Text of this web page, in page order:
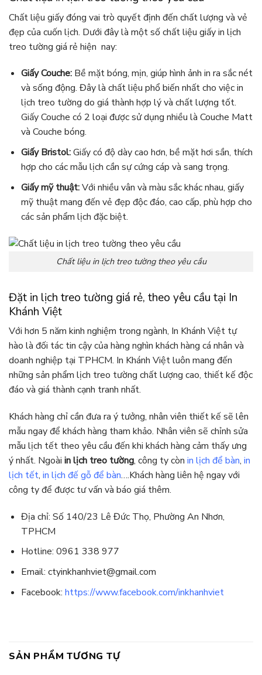
Chất liệu giấy đóng vai trò quyết định đến chất lượng và vẻ
đẹp của cuốn lịch. Dưới đây là một số chất liệu giấy in lịch
treo tường giá rẻ hiện nay:
Giấy Couche: Bề mặt bóng, mịn, giúp hình ảnh in ra sắc nét
và sống động. Đây là chất liệu phổ biến nhất cho việc in
lịch treo tường do giá thành hợp lý và chất lượng tốt.
Giấy Couche có 2 loại được sử dụng nhiều là Couche Matt
và Couche bóng.
Giấy Bristol:Giấy có độ dày cao hơn, bề mặt hơi sần, thích
hợp cho các mẫu lịch cần sự cứng cáp và sang trọng.
Giấy mỹ thuật:Với nhiều vân và màu sắc khác nhau, giấy
mỹ thuật mang đến vẻ đẹp độc đáo, cao cấp, phù hợp cho
các sản phẩm lịch đặc biệt.
Chất liệu in lịch treo tường theo yêu cầu
Đặt in lịch treo tường giá rẻ, theo yêu cầu tại In
Khánh Việt
Với hơn 5 năm kinh nghiệm trong ngành, In Khánh Việt tự
hào là đối tác tin cậy của hàng nghìn khách hàng cá nhân và
doanh nghiệp tại TPHCM. In Khánh Việt luôn mang đến
những sản phẩm lịch treo tường chất lượng cao, thiết kế độc
đáo và giá thành cạnh tranh nhất.
Khách hàng chỉ cần đưa ra ý tưởng, nhân viên thiết kế sẽ lên
mẫu ngay để khách hàng tham khảo. Nhân viên sẽ chỉnh sửa
mẫu lịch tết theo yêu cầu đến khi khách hàng cảm thấy ưng
ý nhất. Ngoài in lịch treo tường, công ty còn in lịch để bàn, in
lịch tết, in lịch đế gỗ để bàn….Khách hàng liên hệ ngay với
công ty để được tư vấn và báo giá thêm.
Địa chỉ: Số 140/23 Lê Đức Thọ, Phường An Nhơn,
TPHCM
Hotline: 0961 338 977
Email: ctyinkhanhviet@gmail.com
Facebook: https://www.facebook.com/inkhanhviet
SẢN PHẨM TƯƠNG TỰ